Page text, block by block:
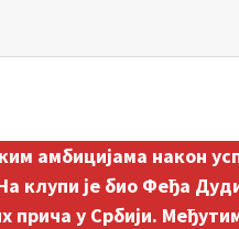
амбицијама након
клупи је био Феђа
прича у Србији.